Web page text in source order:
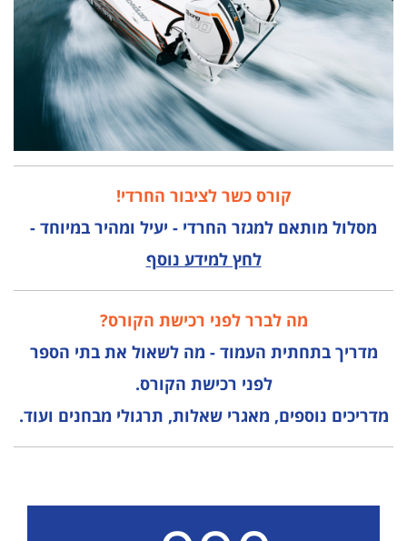
קורס כשר לציבור החרדי!
מסלול מותאם למגזר החרדי - יעיל ומהיר במיוחד -
לחץ למידע נוסף
מה לברר לפני רכישת הקורס?
מדריך בתחתית העמוד - מה לשאול את בתי הספר
לפני רכישת הקורס.
מדריכים נוספים, מאגרי שאלות, תרגולי מבחנים ועוד.